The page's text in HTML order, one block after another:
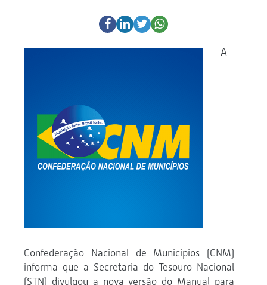
A
Confederação Nacional de Municípios (CNM)
informa que a Secretaria do Tesouro Nacional
(STN) divulgou a nova versão do Manual para